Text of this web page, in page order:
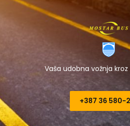
Vaša udobna vožnja
+387 36 580-